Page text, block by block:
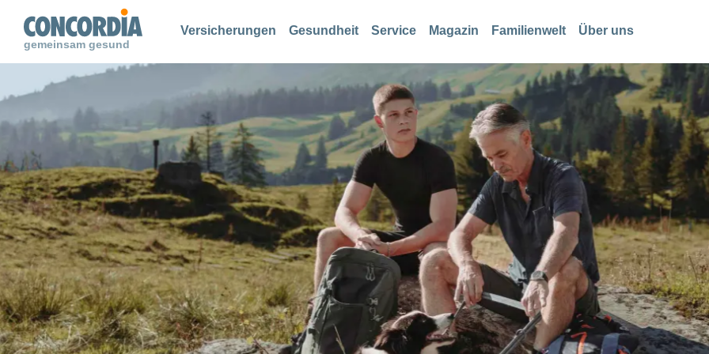
gemeinsam gesund
Versicherungen Gesundheit Service Magazin Familienwelt Über uns
Suche
Suche
Suche